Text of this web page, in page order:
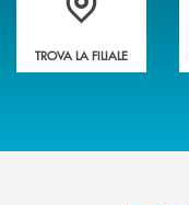
TROVA LA FILIALE